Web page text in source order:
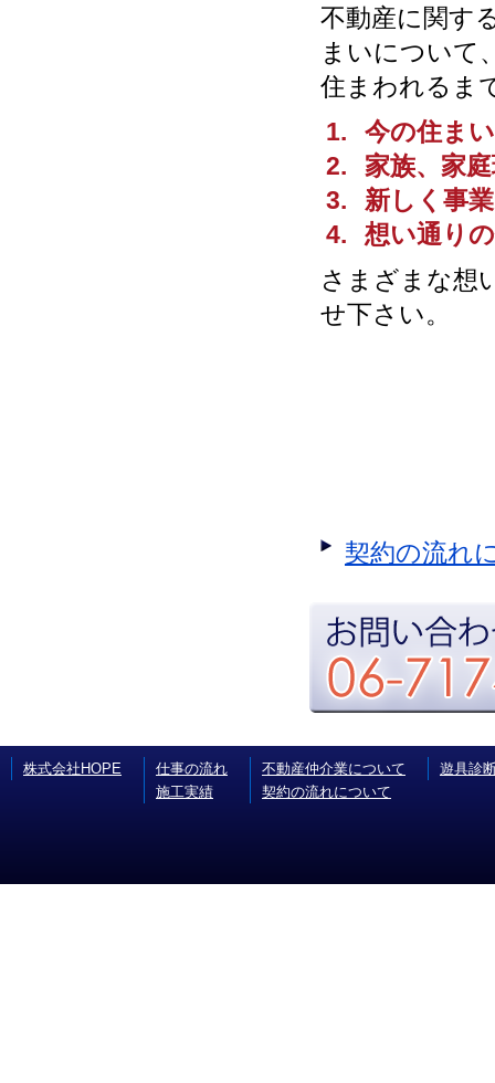
不動産に関す
まいについて
住まわれるま
今の住ま
家族、家
新しく事
想い通り
さまざまな想
せ下さい。
契約の流れ
株式会社HOPE
仕事の流れ
施工実績
不動産仲介業について
契約の流れについて
遊具診